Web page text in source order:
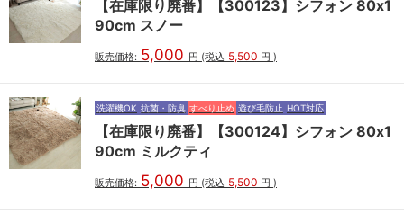
【在庫限り廃番】【300123】シフォン 80x1
90cm スノー
販売価格: 5,000 円 (税込 5,500 円 )
洗濯機OK 抗菌・防臭 すべり止め 遊び毛防止 HOT対応
【在庫限り廃番】【300124】シフォン 80x1
90cm ミルクティ
販売価格: 5,000 円 (税込 5,500 円 )